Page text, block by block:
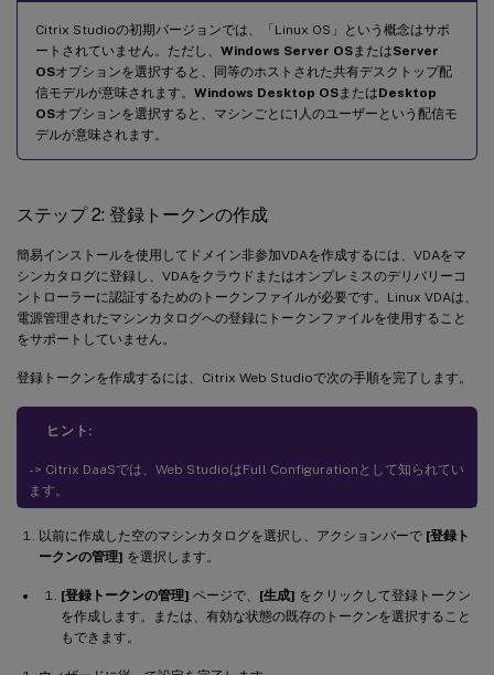
Citrix Studioの初期バージョンでは、「Linux OS」という概念はサポ
ートされていません。ただし、 Windows Server OSまたはServer
OSオプションを選択すると、同等のホストされた共有デスクトップ配
信モデルが意味されます。 Windows Desktop OSまたはDesktop
OSオプションを選択すると、マシンごとに1人のユーザーという配信モ
デルが意味されます。
ステップ 2: 登録トークンの作成
簡易インストールを使用してドメイン非参加VDAを作成するには、VDAをマ
シンカタログに登録し、VDAをクラウドまたはオンプレミスのデリバリーコ
ントローラーに認証するためのトークンファイルが必要です。Linux VDAは、
電源管理されたマシンカタログへの登録にトークンファイルを使用すること
をサポートしていません。
登録トークンを作成するには、Citrix Web Studioで次の手順を完了します。
ヒント:
- > Citrix DaaSでは、Web StudioはFull Configurationとして知られてい
ます。
以前に作成した空のマシンカタログを選択し、アクションバーで [登録ト
ークンの管理] を選択します。
[登録トークンの管理] ページで、 [生成] をクリックして登録トークン
を作成します。または、有効な状態の既存のトークンを選択すること
もできます。